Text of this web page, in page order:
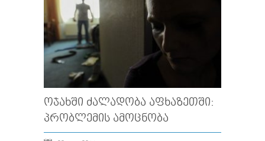
ᲝᲯᲐᲮᲨᲘ ᲫᲐᲚᲐᲓᲝᲑᲐ ᲐᲤᲮᲐᲖᲔᲗᲨᲘ:
ᲞᲠᲝᲑᲚᲔᲛᲘᲡ ᲐᲛᲝᲪᲜᲝᲑᲐ